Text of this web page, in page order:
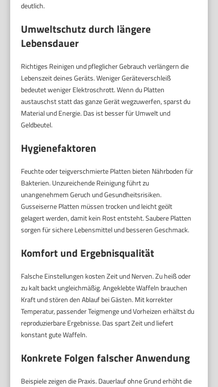
deutlich.
Umweltschutz durch längere
Lebensdauer
Richtiges Reinigen und pfleglicher Gebrauch verlängern die
Lebenszeit deines Geräts. Weniger Geräteverschleiß
bedeutet weniger Elektroschrott. Wenn du Platten
austauschst statt das ganze Gerät wegzuwerfen, sparst du
Material und Energie. Das ist besser für Umwelt und
Geldbeutel.
Hygienefaktoren
Feuchte oder teigverschmierte Platten bieten Nährboden für
Bakterien. Unzureichende Reinigung führt zu
unangenehmem Geruch und Gesundheitsrisiken.
Gusseiserne Platten müssen trocken und leicht geölt
gelagert werden, damit kein Rost entsteht. Saubere Platten
sorgen für sichere Lebensmittel und besseren Geschmack.
Komfort und Ergebnisqualität
Falsche Einstellungen kosten Zeit und Nerven. Zu heiß oder
zu kalt backt ungleichmäßig. Angeklebte Waffeln brauchen
Kraft und stören den Ablauf bei Gästen. Mit korrekter
Temperatur, passender Teigmenge und Vorheizen erhältst du
reproduzierbare Ergebnisse. Das spart Zeit und liefert
konstant gute Waffeln.
Konkrete Folgen falscher Anwendung
Beispiele zeigen die Praxis. Dauerlauf ohne Grund erhöht die